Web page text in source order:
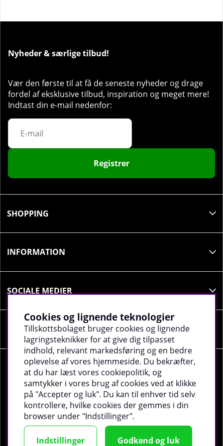
Nyheder & særlige tilbud!
Vær den første til at få de seneste nyheder og drage
fordel af eksklusive tilbud, inspiration og meget mere!
Indtast din e-mail nedenfor:
Registrer
SHOPPING
INFORMATION
SOCIALE MEDIER
VIRKSOMHEDSOPLYSNINGER
©2026 tillskottsbolaget.dk. Vi bruger cookies -Læs
mere.
Cookies og lignende teknologier
Tillskottsbolaget bruger cookies og lignende
lagringsteknikker for at give dig tilpasset
indhold, relevant markedsføring og en bedre
oplevelse af vores hjemmeside. Du bekræfter,
at du har læst vores cookiepolitik, og
samtykker i vores brug af cookies ved at klikke
på "Accepter og luk". Du kan til enhver tid selv
kontrollere, hvilke cookies der gemmes i din
browser under "Indstillinger".
Indstillinger Godkend og luk